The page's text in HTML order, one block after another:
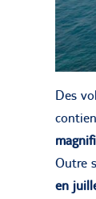
Des
Outre
en